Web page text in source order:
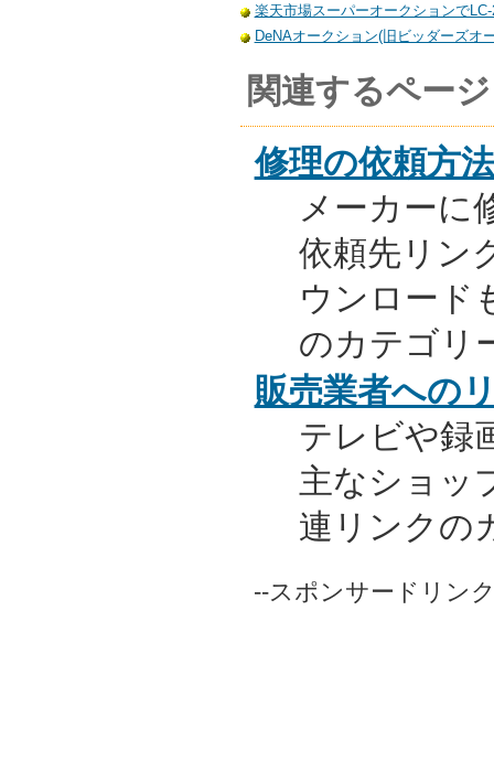
楽天市場スーパーオークションで
DeNAオークション(旧ビッダーズオ
関連するページ
修理の依頼方法
メーカーに
依頼先リン
ウンロード
のカテゴリ
販売業者への
テレビや録
主なショッ
連リンクの
--スポンサードリン